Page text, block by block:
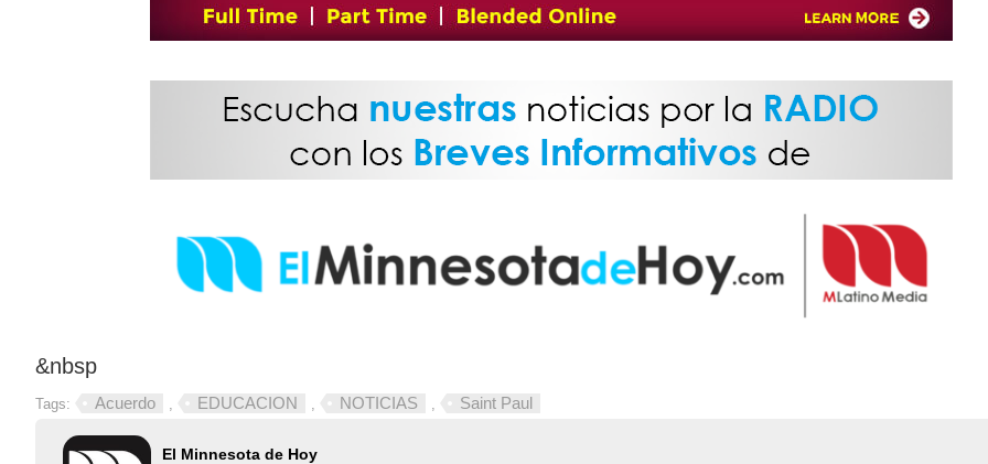
&nbsp
Tags: Acuerdo EDUCACION NOTICIAS Saint Paul
El Minnesota de Hoy